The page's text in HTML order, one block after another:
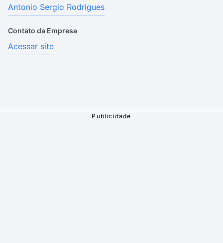
Antonio Sergio Rodrigues
Contato da Empresa
Acessar site